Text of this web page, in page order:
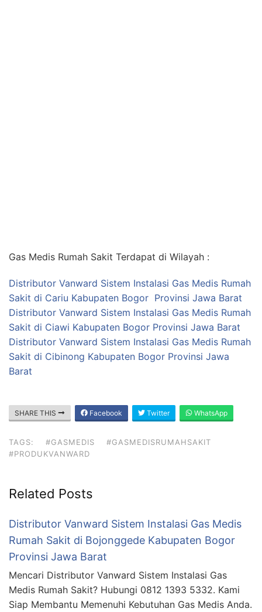
Gas Medis Rumah Sakit Terdapat di Wilayah :
Distributor Vanward Sistem Instalasi Gas Medis Rumah
Sakit di Cariu Kabupaten Bogor Provinsi Jawa Barat
Distributor Vanward Sistem Instalasi Gas Medis Rumah
Sakit di Ciawi Kabupaten Bogor Provinsi Jawa Barat
Distributor Vanward Sistem Instalasi Gas Medis Rumah
Sakit di Cibinong Kabupaten Bogor Provinsi Jawa
Barat
SHARE THIS Facebook Twitter WhatsApp
TAGS: #GASMEDIS
#GASMEDISRUMAHSAKIT
#PRODUKVANWARD
Related Posts
Distributor Vanward Sistem Instalasi Gas Medis
Rumah Sakit di Bojonggede Kabupaten Bogor
Provinsi Jawa Barat
Mencari Distributor Vanward Sistem Instalasi Gas
Medis Rumah Sakit? Hubungi 0812 1393 5332. Kami
Siap Membantu Memenuhi Kebutuhan Gas Medis Anda.